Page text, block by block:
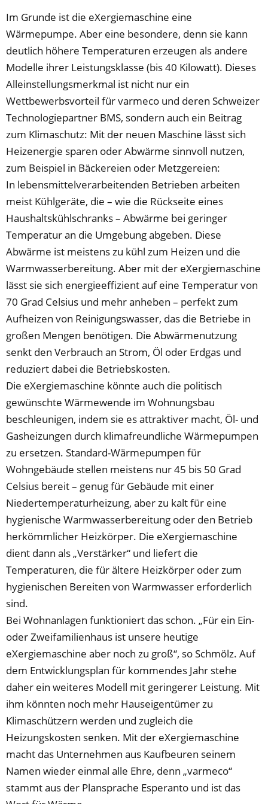
Im Grunde ist die eXergiemaschine eine
Wärmepumpe. Aber eine besondere, denn sie kann
deutlich höhere Temperaturen erzeugen als andere
Modelle ihrer Leistungsklasse (bis 40 Kilowatt). Dieses
Alleinstellungsmerkmal ist nicht nur ein
Wettbewerbsvorteil für varmeco und deren Schweizer
Technologiepartner BMS, sondern auch ein Beitrag
zum Klimaschutz: Mit der neuen Maschine lässt sich
Heizenergie sparen oder Abwärme sinnvoll nutzen,
zum Beispiel in Bäckereien oder Metzgereien:
In lebensmittelverarbeitenden Betrieben arbeiten
meist Kühlgeräte, die – wie die Rückseite eines
Haushaltskühlschranks – Abwärme bei geringer
Temperatur an die Umgebung abgeben. Diese
Abwärme ist meistens zu kühl zum Heizen und die
Warmwasserbereitung. Aber mit der eXergiemaschine
lässt sie sich energieeffizient auf eine Temperatur von
70 Grad Celsius und mehr anheben – perfekt zum
Aufheizen von Reinigungswasser, das die Betriebe in
großen Mengen benötigen. Die Abwärmenutzung
senkt den Verbrauch an Strom, Öl oder Erdgas und
reduziert dabei die Betriebskosten.
Die eXergiemaschine könnte auch die politisch
gewünschte Wärmewende im Wohnungsbau
beschleunigen, indem sie es attraktiver macht, Öl- und
Gasheizungen durch klimafreundliche Wärmepumpen
zu ersetzen. Standard-Wärmepumpen für
Wohngebäude stellen meistens nur 45 bis 50 Grad
Celsius bereit – genug für Gebäude mit einer
Niedertemperaturheizung, aber zu kalt für eine
hygienische Warmwasserbereitung oder den Betrieb
herkömmlicher Heizkörper. Die eXergiemaschine
dient dann als „Verstärker“ und liefert die
Temperaturen, die für ältere Heizkörper oder zum
hygienischen Bereiten von Warmwasser erforderlich
sind.
Bei Wohnanlagen funktioniert das schon. „Für ein Ein-
oder Zweifamilienhaus ist unsere heutige
eXergiemaschine aber noch zu groß“, so Schmölz. Auf
dem Entwicklungsplan für kommendes Jahr stehe
daher ein weiteres Modell mit geringerer Leistung. Mit
ihm könnten noch mehr Hauseigentümer zu
Klimaschützern werden und zugleich die
Heizungskosten senken. Mit der eXergiemaschine
macht das Unternehmen aus Kaufbeuren seinem
Namen wieder einmal alle Ehre, denn „varmeco“
stammt aus der Plansprache Esperanto und ist das